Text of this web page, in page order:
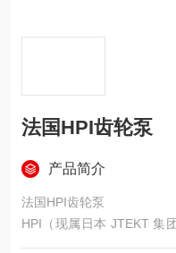
法国HPI齿轮泵
产品简介
法国HPI齿轮泵
HPI（现属日本 JTEKT 集
是全球顶尖外啮合高压齿